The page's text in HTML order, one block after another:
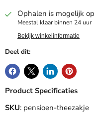
Ophalen is mogelijk op
Meestal klaar binnen 24 uur
Bekijk winkelinformatie
Deel dit:
Product Specificaties
SKU: pensioen-theezakje